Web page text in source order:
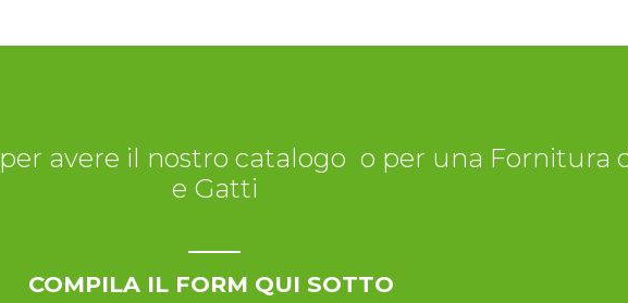
per avere il nostro catalogo o per una Fornitura
e Gatti
COMPILA IL FORM QUI SOTTO